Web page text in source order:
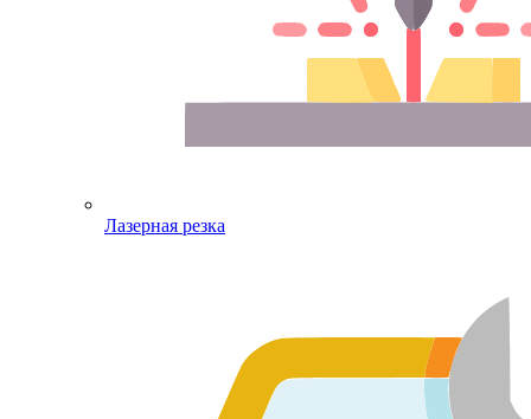
Лазерная резка